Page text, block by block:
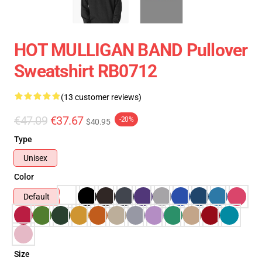
HOT MULLIGAN BAND Pullover
Sweatshirt RB0712
(13 customer reviews)
€47.09 €37.67 $40.95 -20%
Type
Unisex
Color
Default
Size